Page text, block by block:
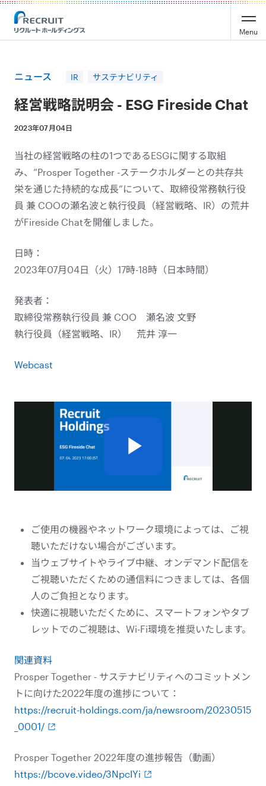
Recruit Holdings
Menu
ニュース IR サステナビリティ
経営戦略説明会 - ESG Fireside Chat
2023年07月04日
当社の経営戦略の柱の1つであるESGに関する取組
み、”Prosper Together -ステークホルダーとの共存共
栄を通じた持続的な成長”について、取締役常務執行役
員 兼 COOの瀬名波と執行役員（経営戦略、IR）の荒井
がFireside Chatを開催しました。
日時：
2023年07月04日（火）17時-18時（日本時間）
発表者：
取締役常務執行役員 兼 COO 瀬名波 文野
執行役員（経営戦略、IR） 荒井 淳一
Webcast
ご使用の機器やネットワーク環境によっては、ご視
聴いただけない場合がございます。
当ウェブサイトやライブ中継、オンデマンド配信を
ご視聴いただくための通信料につきましては、各個
人のご負担となります。
快適に視聴いただくために、スマートフォンやタブ
レットでのご視聴は、Wi-Fi環境を推奨いたします。
関連資料
Prosper Together - サステナビリティへのコミットメン
トに向けた2022年度の進捗について：
https://recruit-holdings.com/ja/newsroom/20230515
_0001/
Prosper Together 2022年度の進捗報告（動画）
https://bcove.video/3NpcIYi